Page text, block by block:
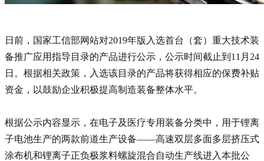
日前，国家工信部网站对2019年版入选首台（套）重大技术装
备推广应用指导目录的产品进行公示，公示时间截止到11月24
日。根据相关政策，入选该目录的产品将获得相应的保费补贴
资金，以鼓励企业积极提高制造装备整体水平。
根据公示内容显示，在电子及医疗专用装备分类中，用于锂离
子电池生产的两款前道生产设备——高速双层多面多层挤压式
涂布机和锂离子正负极浆料螺旋混合自动生产线进入本批公